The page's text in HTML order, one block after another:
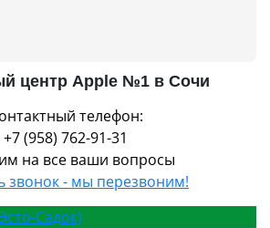
центр Apple №1 в Сочи
телефон:
+7 (958) 762-91-31
на все ваши вопросы
звонок - мы перезвоним!
Садок)